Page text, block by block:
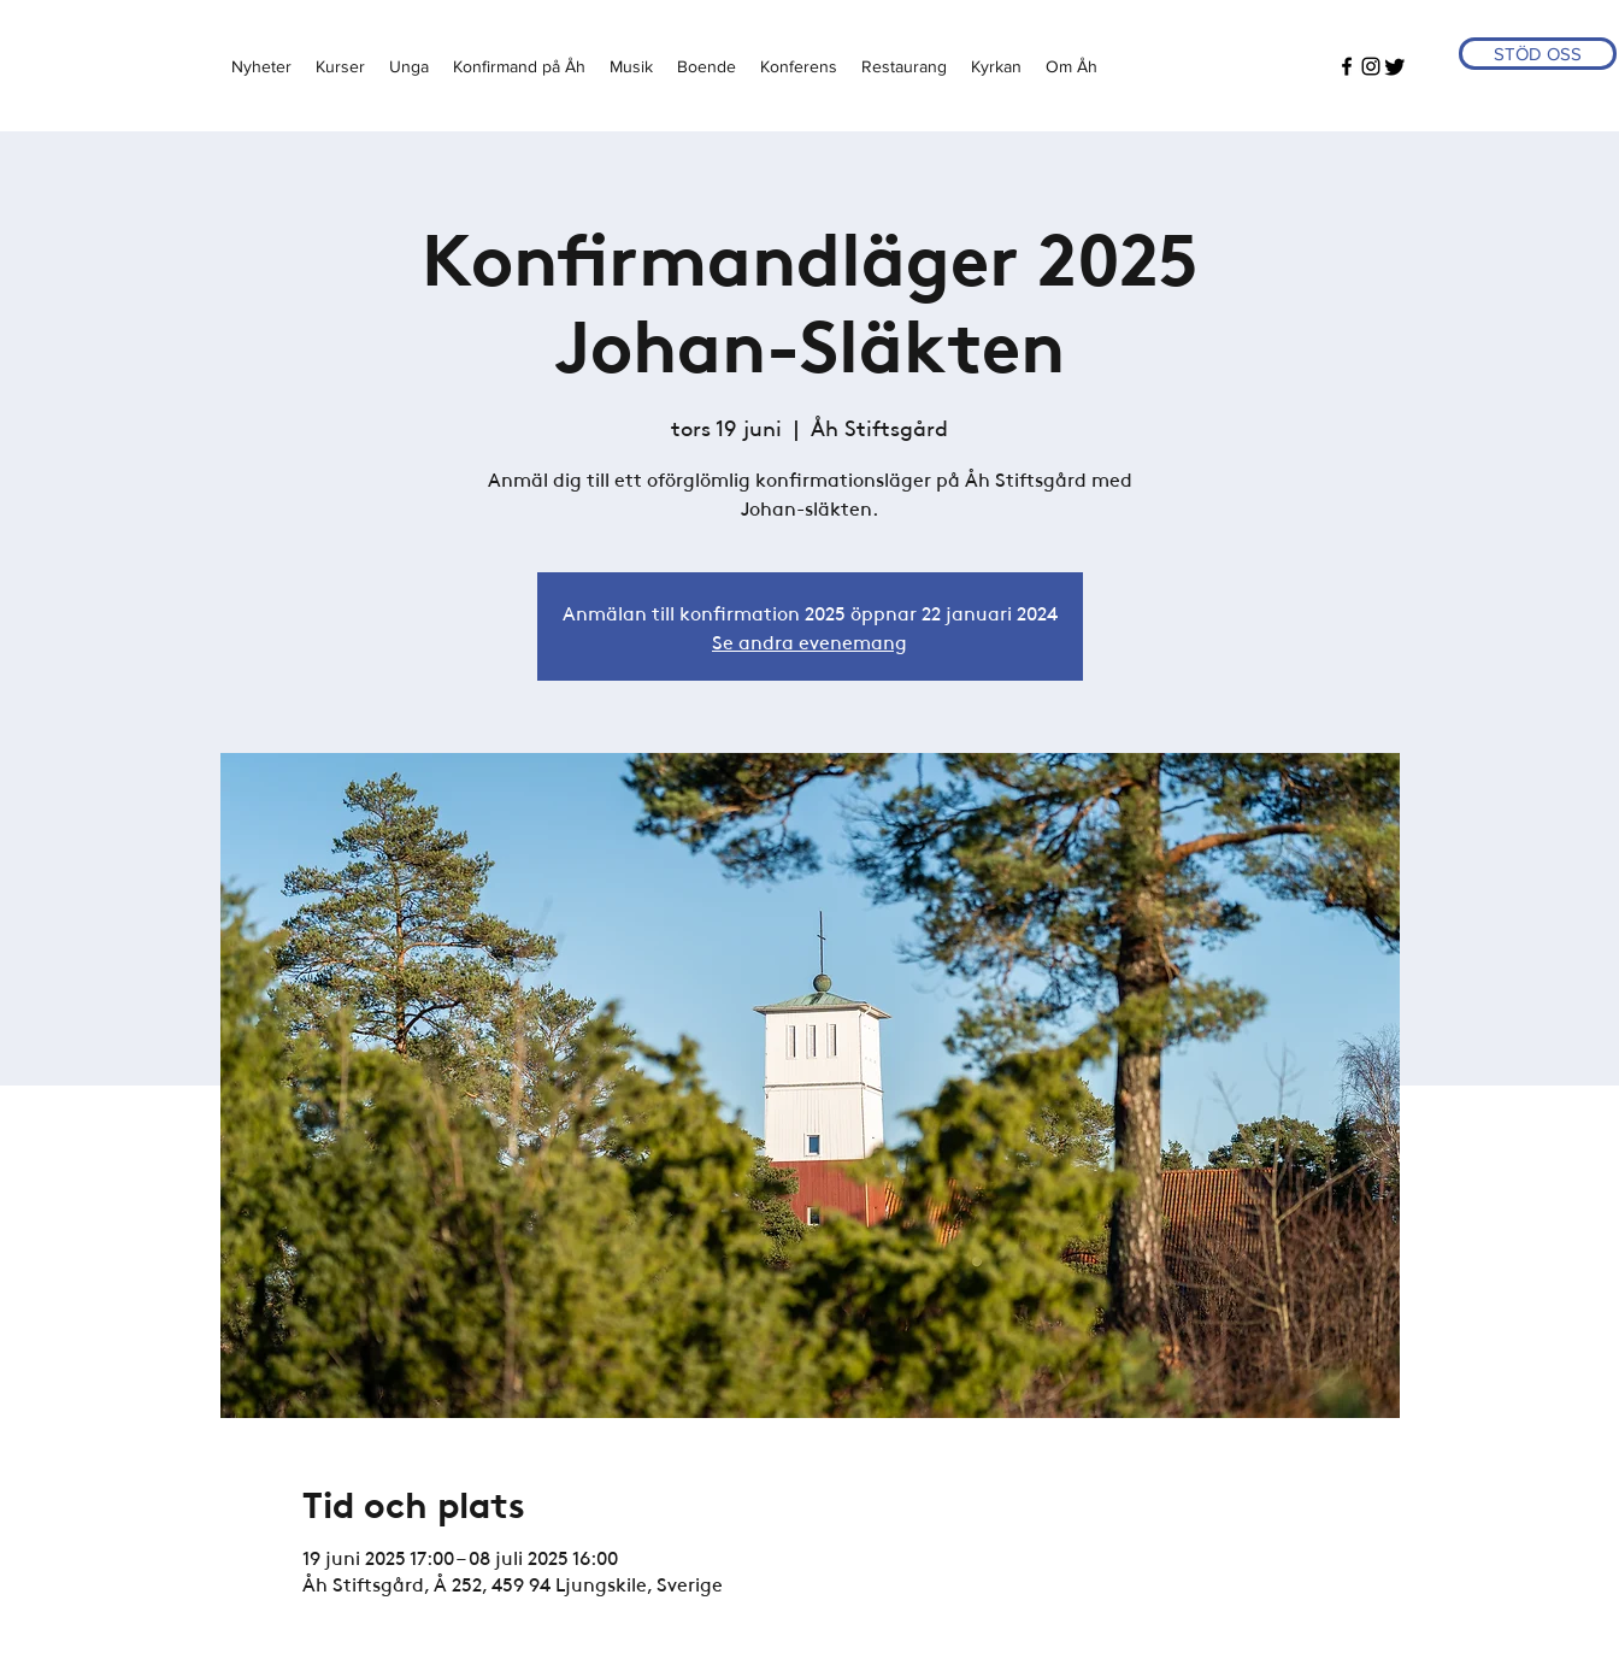
STÖD OSS
Nyheter Kurser Unga Konfirmand på Åh Musik Boende Konferens Restaurang Kyrkan Om Åh
Konfirmandläger 2025
Johan-Släkten
tors 19 juni
  |
Åh Stiftsgård
Anmäl dig till ett oförglömlig konfirmationsläger på Åh Stiftsgård med
Johan-släkten.
Anmälan till konfirmation 2025 öppnar 22 januari 2024
Se andra evenemang
Tid och plats
19 juni 2025 17:00 – 08 juli 2025 16:00
Åh Stiftsgård, Å 252, 459 94 Ljungskile, Sverige